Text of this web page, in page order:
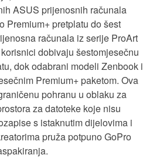
ASUS prijenosnih računala
Premium+ pretplatu do šest
računala iz serije ProArt
dobivaju šestomjesečnu
dok odabrani modeli Zenbook i
Premium+ paketom. Ova
pohranu u oblaku za
za datoteke koje nisu
s istaknutim dijelovima i
pruža potpuno GoPro